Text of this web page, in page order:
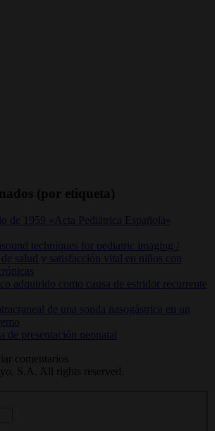
(por etiqueta)
de 1959 «Acta Pediátrica Española»
techniques for pediatric imaging /
salud y satisfacción vital en niños con
adquirido como causa de estridor recurrente
de una sonda nasogástrica en un
de presentación neonatal
comentarios
S.A. All rights reserved.